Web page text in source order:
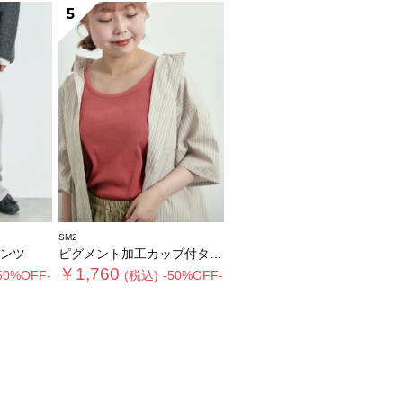
ツ
5
SM2
ピグメント加工カップ付タンクトップ
￥1,760 (税込) -50%OFF-